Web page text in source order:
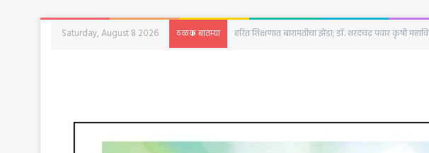
Saturday, August 8 2026 ठळक बातम्या बारामतीत रविवारी क्रांती दिनानिमित्त हुतात्मा स्तंभाला अभिवादन